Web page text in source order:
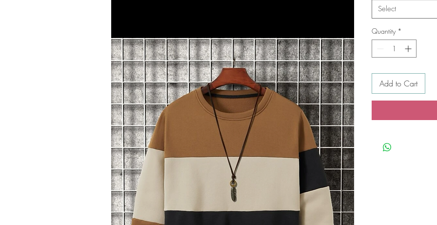
Select
Quantity *
Add to Cart